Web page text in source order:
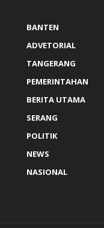
BANTEN
ADVETORIAL
TANGERANG
PEMERINTAHAN
BERITA UTAMA
SERANG
POLITIK
NEWS
NASIONAL